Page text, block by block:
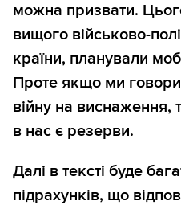
можна призвати.
вищого військово-
країни, планували
Проте якщо ми
війну на виснаження,
в нас є резерви.
Далі в тексті буде
підрахунків, що